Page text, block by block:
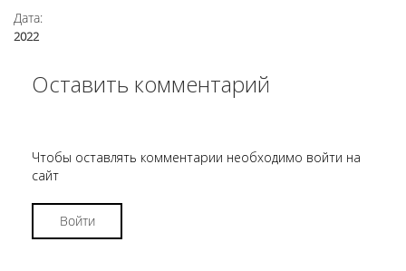
Дата:
2022
Оставить комментарий
Чтобы оставлять комментарии необходимо войти на
сайт
Войти